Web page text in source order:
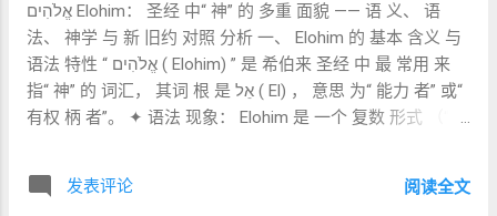
κύριος μέρος τοῦ λαοῦ αὐτοῦ Ἰακώβ… 希腊 化 犹太 人 译
本， 将“ 神 的 众 子” 意译 为“ 天使”， 仍 保留 天庭 多重 秩
序 的 观念 他 尔 根（ Targum Onkelos） 公元 1– 2 世纪
כְּמִנְיָן בְּנֵי יִשְׂרָאֵל “ 按 以色列 子孙 数” “ 主 的 分 是 他的 百姓…”
亚 兰 语 释义 版本； 与 马 所 拉 一致， 反映 犹太 正统 对
ܒܡܢܝܢܐ ܕܒܢܝ ܐܝܣܪܐܝܠ “ 按 以色列 的 子孙 数” “ 他的 产业 是
אֱלֹהִים Elohim： 圣经 中“ 神” 的 多重 面貌 —— 语 义、 语
法、 神学 与 新 旧约 对照 分析 一、 Elohim 的 基本 含义 与
语法 特性 “ אֱלֹהִים ( Elohim) ” 是 希伯来 圣经 中 最 常用 来
指“ 神” 的 词汇， 其词 根 是 אֵל ( El) ， 意思 为“ 能力 者” 或“
有权 柄 者”。 ✦ 语法 现象： Elohim 是 一个 复数 形式 （“-
神（ 如 创世 记 1: 1）； 在 其他 语 境 中也 可 用于 复数 意
义， 如 指 多 神、 属 灵 存在、 审判 官 等； 因此， 需 借助
发表评论 阅读全文